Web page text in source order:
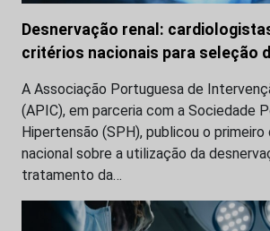
Desnervação renal:
critérios nacionais para seleção
A Associação Portuguesa de
(APIC), em parceria com a Sociedade
Hipertensão (SPH), publicou o primeiro
nacional sobre a utilização da
tratamento da…